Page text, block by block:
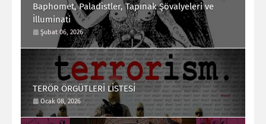
Baphomet, Paladistler, Tapınak Şövalyeleri ve
İlluminati
Şubat 06, 2026
TERÖR ÖRGÜTLERİ LİSTESİ
Ocak 08, 2026